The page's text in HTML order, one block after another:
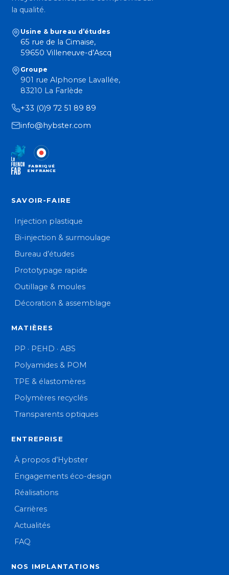
la qualité.
Usine & bureau d’études
65 rue de la Cimaise,
59650 Villeneuve-d’Ascq
Groupe
901 rue Alphonse Lavallée,
83210 La Farlède
+33 (0)9 72 51 89 89
info@hybster.com
FABRIQUÉ
EN FRANCE
SAVOIR-FAIRE
Injection plastique
Bi-injection & surmoulage
Bureau d’études
Prototypage rapide
Outillage & moules
Décoration & assemblage
MATIÈRES
PP · PEHD · ABS
Polyamides & POM
TPE & élastomères
Polymères recyclés
Transparents optiques
ENTREPRISE
À propos d’Hybster
Engagements éco-design
Réalisations
Carrières
Actualités
FAQ
NOS IMPLANTATIONS